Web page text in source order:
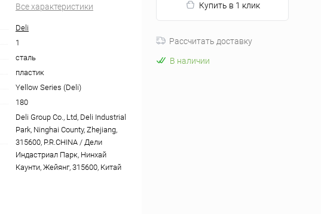
Все характеристики
Deli
1
сталь
пластик
Yellow Series (Deli)
180
Deli Group Co., Ltd, Deli Industrial
Park, Ninghai County, Zhejiang,
315600, P.R.CHINA / Дели
Индастриал Парк, Нинхай
Каунти, Жейянг, 315600, Китай
Купить в 1 клик
Рассчитать доставку
В наличии